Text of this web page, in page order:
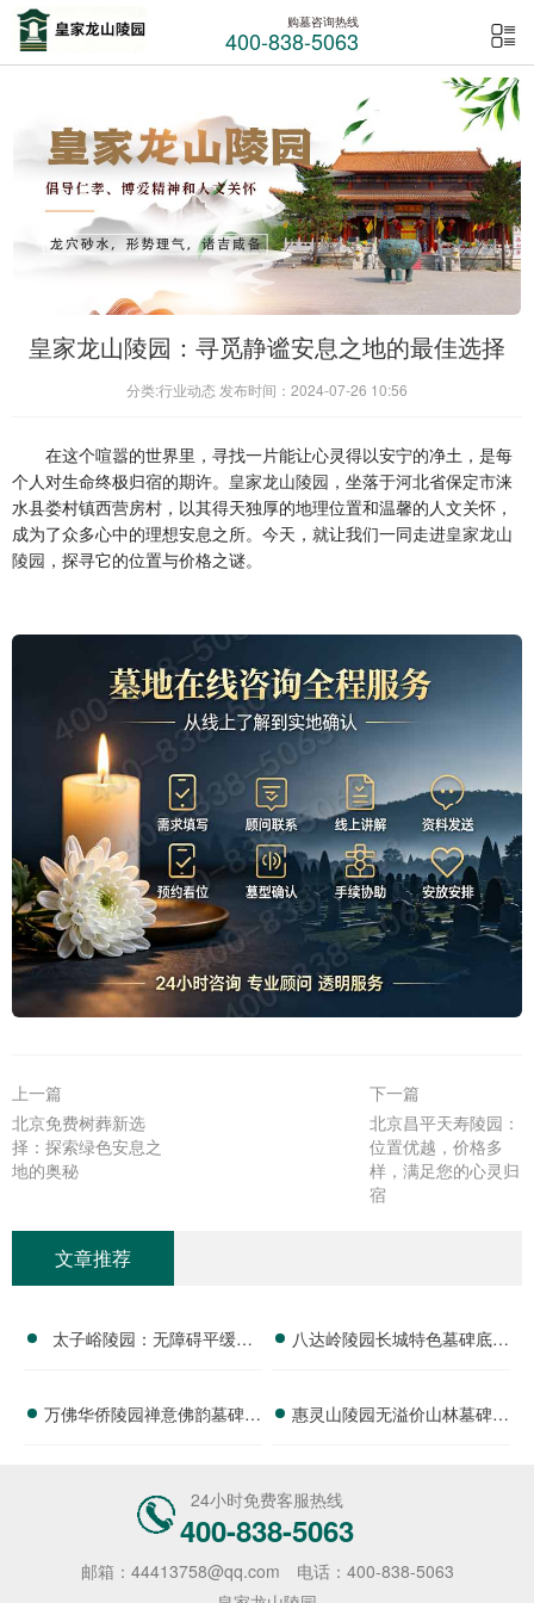
购墓咨询热线
400-838-5063
皇家龙山陵园：寻觅静谧安息之地的最佳选择
分类:行业动态 发布时间：2024-07-26 10:56
在这个喧嚣的世界里，寻找一片能让心灵得以安宁的净土，是每
个人对生命终极归宿的期许。 皇家龙山陵园 ，坐落于河北省保定市涞
水县娄村镇西营房村，以其得天独厚的地理位置和温馨的人文关怀，
成为了众多心中的理想安息之所。今天，就让我们一同走进皇家龙山
陵园 ，探寻它的位置与价格之谜。
上一篇
北京免费树葬新选
择：探索绿色安息之
地的奥秘
下一篇
北京昌平天寿陵园：
位置优越，价格多
样，满足您的心灵归
宿
文章推荐
太子峪陵园：无障碍平缓墓
额外减免
八达岭陵园长城特色墓碑底价
详解
万佛华侨陵园禅意佛韵墓碑梯
惠灵山陵园无溢价山林墓碑完
24小时免费客服热线
400-838-5063
邮箱：44413758@qq.com
电话：400-838-5063